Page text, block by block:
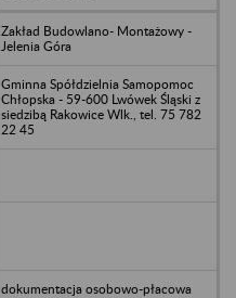
Zakład Budowlano- Montażowy -
Jelenia Góra
Gminna Spółdzielnia Samopomoc
Chłopska - 59-600 Lwówek Śląski z
siedzibą Rakowice Wlk., tel. 75 782
22 45
dokumentacja osobowo-płacowa